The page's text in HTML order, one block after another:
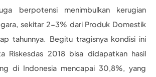
berpotensi menimbulkan kerugian
sekitar 2-3% dari Produk Domestik
tahunnya. Begitu tragisnya kondisi ini
Riskesdas 2018 bisa didapatkan hasil
di Indonesia mencapai 30,8%, yang